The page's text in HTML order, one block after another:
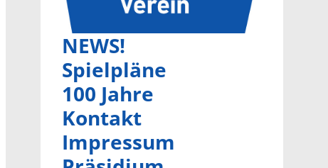
NEWS!
Spielpläne
100 Jahre
Kontakt
Impressum